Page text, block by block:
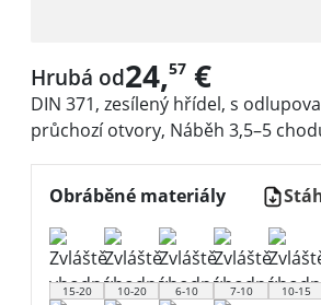
Hrubá od24,57 €
DIN 371, zesílený hřídel, s
průchozí otvory, Náběh 3,5–5
Obráběné materiály
15-20 10-20 6-10 7-10 10-15